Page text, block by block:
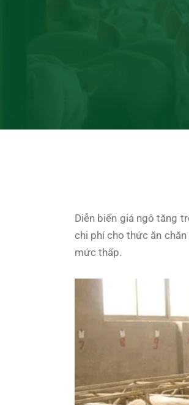
Diễn biến giá ngô tăng
chi phí cho thức ăn
mức thấp.